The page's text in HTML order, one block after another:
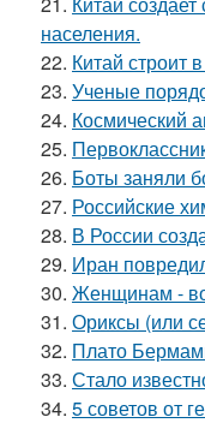
населения.
22. Китай строит
23. Ученые
24. Космический
25.
26. Боты заняли
27. Российские
28. В России
29. Иран
30. Женщинам -
31. Ориксы (или
32. Плато
33. Стало
34. 5 советов от